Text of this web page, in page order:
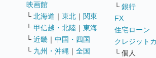
映画館
└ 北海道 ｜ 東北 ｜ 関東
└ 甲信越・北陸 ｜ 東海
└ 近畿 ｜ 中国・四国
└ 九州・沖縄 ｜ 全国
└ 銀行
FX
住宅ローン
クレジット
└ 個人